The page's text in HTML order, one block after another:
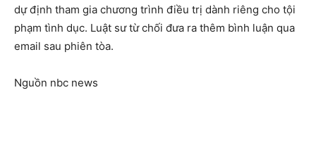
dự định tham gia chương trình điều trị dành riêng cho tội
phạm tình dục. Luật sư từ chối đưa ra thêm bình luận qua
email sau phiên tòa.
Nguồn nbc news